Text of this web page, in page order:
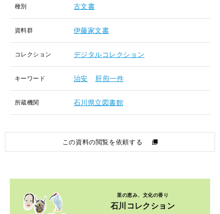
種別 古文書
資料群 伊藤家文書
コレクション デジタルコレクション
キーワード 治安 肝煎一件
所蔵機関 石川県立図書館
この資料の閲覧を依頼する
里の恵み、文化の香り
石川コレクション